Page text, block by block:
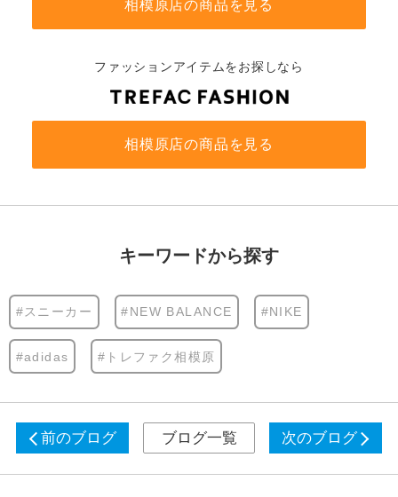
相模原店の商品を見る
ファッションアイテムをお探しなら
相模原店の商品を見る
キーワードから探す
#スニーカー #NEW BALANCE #NIKE
#adidas #トレファク相模原
前のブログ ブログ一覧 次のブログ